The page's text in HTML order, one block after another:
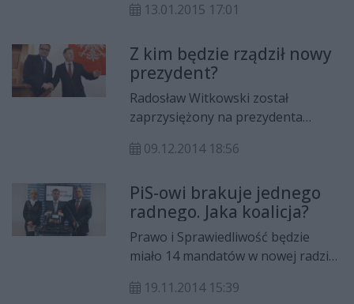
prezydenta Radosława
Suskiego wystosowała w
poniedziałek (12 stycznia) podczas
konferencji prasowej posłanka
Marzena Wróbel. Zdaniem
parlamentarzystki o tym, że taka
nieformalna współpraca
ostatnie decyzje kadrowe
gospodarza Radomia.
13.01.2015 17:01
Z kim będzie rządził nowy
prezydent?
Radosław Witkowski został
zaprzysiężony na prezydenta
nazwisk jego zastępców. Jak
miasta, lista współpracowników jest
już gotowa, ale na jej ujawnienie
będziemy musieli jeszcze trochę
poczekać. Mało wiemy także o
ewentualnej koalicji w radzie
miejskiej. Jak przekonują politycy
09.12.2014 18:56
PiS-owi brakuje jednego
radnego. Jaka koalicja?
Prawo i Sprawiedliwość będzie
miało 14 mandatów w nowej radzie
rządzić, nie oglądając się na
19.11.2014 15:39